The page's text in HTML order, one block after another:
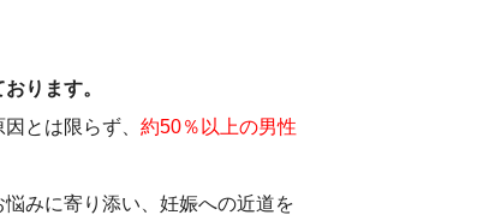
ります。
とは限らず、 約50％以上の男性
みに寄り添い、妊娠への近道を